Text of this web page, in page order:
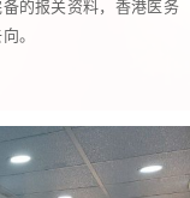
的报关资料，香港医务
。